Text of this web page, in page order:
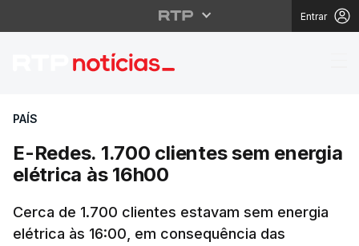
Entrar
E-Redes. 1.700
PAÍS
E-Redes. 1.700 clientes sem energia
elétrica às 16h00
Cerca de 1.700 clientes estavam sem energia
elétrica às 16:00, em consequência das